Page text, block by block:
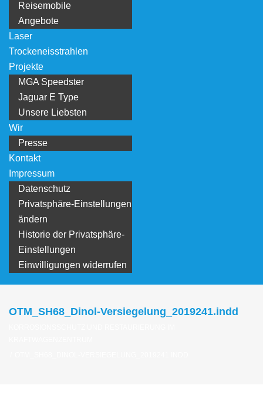
Reisemobile
Angebote
Laser
Trockeneisstrahlen
Projekte
MGA Speedster
Jaguar E Type
Unsere Liebsten
Wir
Presse
Kontakt
Impressum
Datenschutz
Privatsphäre-Einstellungen
ändern
Historie der Privatsphäre-
Einstellungen
Einwilligungen widerrufen
OTM_SH68_Dinol-Versiegelung_2019241.indd